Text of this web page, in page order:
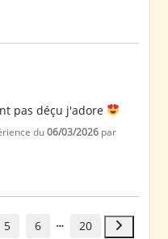
pas déçu j'adore
du06/03/2026 par
5 6 20